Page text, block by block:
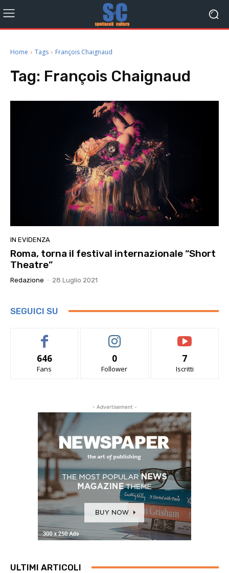
Home Tags François Chaignaud
Tag: François Chaignaud
IN EVIDENZA
Roma, torna il festival internazionale “Short
Theatre”
Redazione - 28 Luglio 2021
SEGUICI SU
646
Fans
0
Follower
7
Iscritti
- Advertisement -
ULTIMI ARTICOLI